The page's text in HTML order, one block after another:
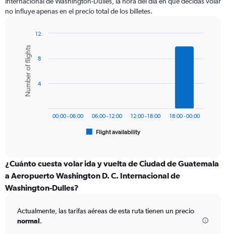
The
chart
axis
displaying
values.
Range:
no influye apenas en el precio total de los billetes.
chart
with
bars.
The
categories.
Range:
categories.
chart
has
Chart
graphic.
Number of flights
Flight availability
00:00 - 06:00 06:00 - 12:00 12:00 - 18:00 18:00 - 00:00
4
8
12
¿Cuánto cuesta volar ida y vuelta de Ciudad de Guatemala
a Aeropuerto Washington D. C. Internacional de
Washington-Dulles?
Actualmente, las tarifas aéreas de esta ruta tienen un precio
normal.